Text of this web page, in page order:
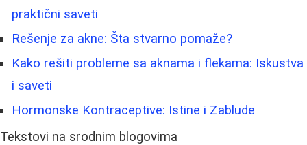
praktični saveti
Rešenje za akne: Šta stvarno pomaže?
Kako rešiti probleme sa aknama i flekama: Iskustva
i saveti
Hormonske Kontraceptive: Istine i Zablude
Tekstovi na srodnim blogovima